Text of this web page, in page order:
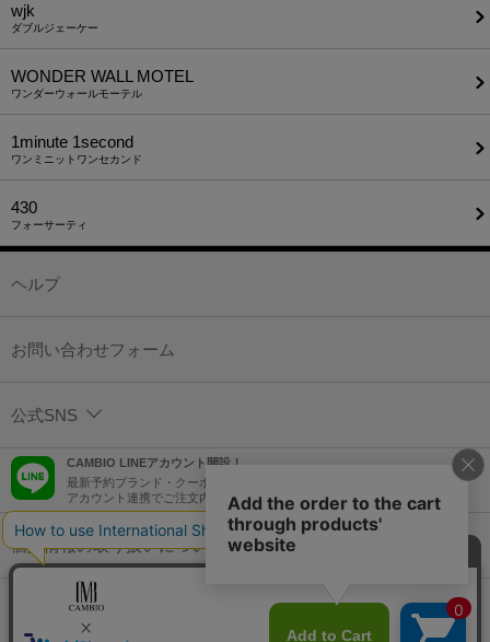
wjk
ダブルジェーケー
WONDER WALL MOTEL
ワンダーウォールモーテル
1minute​ 1second
ワンミニットワンセカンド
430
フォーサーティ
ヘルプ
お問い合わせフォーム
公式SNS
CAMBIO LINEアカウント開設！
最新予約ブランド・クーポン情報などを配信！
アカウント連携でご注文内容をLINEでも確認可能！
個人情報の取り扱いについて
特定商取引法に基づく表示